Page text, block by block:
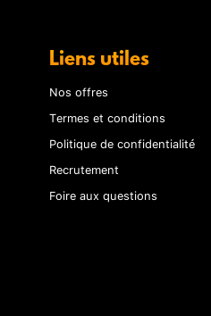
Liens utiles
Nos offres
Termes et conditions
Politique de confidentialité
Recrutement
Foire aux questions